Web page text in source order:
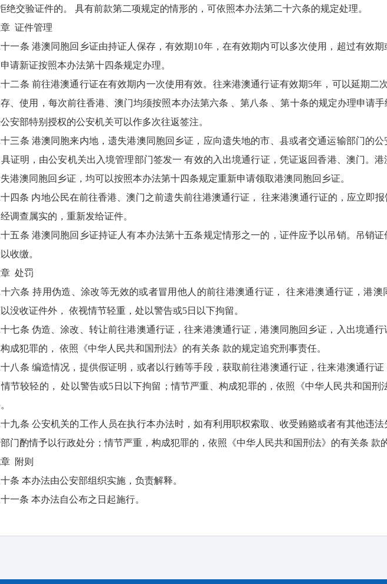
绝交验证件的。 具有前款第二项规定的情形的，可依照本办法第二十六条的规定处理。
证件管理
一条 港澳同胞回乡证由持证人保存，有效期10年，在有效期内可以多次使用，超过有效
请新证按照本办法第十四条规定办理。
二条 前往港澳通行证在有效期内一次使用有效。往来港澳通行证有效期5年，可以延期二
、使用，每次前往香港、澳门均须按照本办法第六条 、第八条 、第十条的规定办理申请
安部特别授权的公安机关可以作多次往返签注。
三条 港澳同胞来内地，遗失港澳同胞回乡证，应向遗失地的市、县或者交通运输部门的
证明，由公安机关出入境管理部门签发一 有效的入出境通行证，凭证返回香港、澳门。
港澳同胞回乡证，均可以按照本办法第十四条规定重新申请领取港澳同胞回乡证。
四条 内地公民在前往香港、澳门之前遗失前往港澳通行证， 往来港澳通行证的，应立即
调查属实的，重新发给证件。
五条 港澳同胞回乡证持证人有本办法第十五条规定情形之一的，证件应予以吊销。吊销
收缴。
处罚
六条 持用伪造、涂改等无效的或者冒用他人的前往港澳通行证， 往来港澳通行证，港澳
没收证件外， 依视情节轻重，处以警告或5日以下拘留。
七条 伪造、涂改、转让前往港澳通行证，往来港澳通行证，港澳同胞回乡证，入出境通
成犯罪的， 依照《中华人民共和国刑法》的有关条 款的规定追究刑事责任。
八条 编造情况，提供假证明，或者以行贿等手段，获取前往港澳通行证，往来港澳通行
节较轻的， 处以警告或5日以下拘留；情节严重、构成犯罪的，依照《中华人民共和国刑
九条 公安机关的工作人员在执行本办法时，如有利用职权索取、收受贿赂或者有其他违
门酌情予以行政处分；情节严重，构成犯罪的，依照《中华人民共和国刑法》的有关条 款
附则
条 本办法由公安部组织实施，负责解释。
一条 本办法自公布之日起施行。